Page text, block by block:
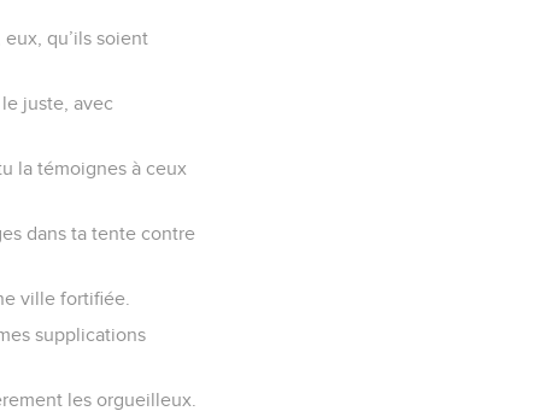
qu’ils soient
juste, avec
la témoignes à ceux
dans ta tente contre
ville fortifiée.
supplications
les orgueilleux.